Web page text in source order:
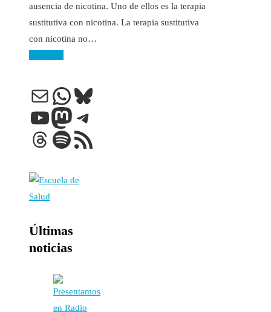
ausencia de nicotina. Uno de ellos es la terapia
sustitutiva con nicotina. La terapia sustitutiva
con nicotina no…
Correo electrónico
WhatsApp
Bluesky
YouTube
Mastodon
Telegram
Threads
Spotify
Feed RSS
Últimas
noticias